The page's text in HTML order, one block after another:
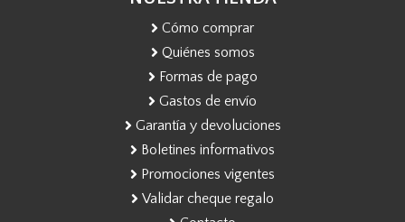
Cómo comprar
Quiénes somos
Formas de pago
Gastos de envío
Garantía y devoluciones
Boletines informativos
Promociones vigentes
Validar cheque regalo